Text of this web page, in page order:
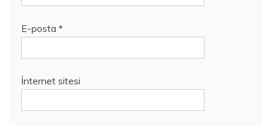
E-posta *
İnternet sitesi